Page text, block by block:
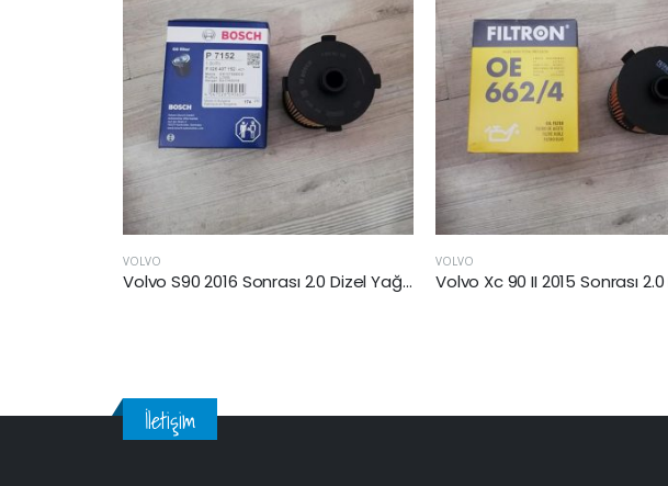
VOLVO
Volvo S90 2016 Sonrası 2.0 Dizel Yağ Filtresi
VOLVO
İletişim